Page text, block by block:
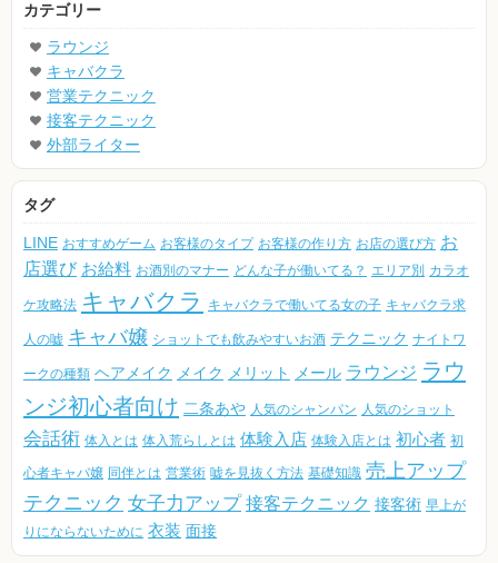
カテゴリー
ラウンジ
キャバクラ
営業テクニック
接客テクニック
外部ライター
タグ
LINE おすすめゲーム お客様のタイプ お客様の作り方 お店の選び方 お
店選び お給料 お酒別のマナー どんな子が働いてる？ エリア別 カラオ
ケ攻略法 キャバクラ キャバクラで働いてる女の子 キャバクラ求
人の嘘 キャバ嬢 ショットでも飲みやすいお酒 テクニック ナイトワ
ークの種類 ヘアメイク メイク メリット メール ラウンジ ラウ
ンジ初心者向け 二条あや 人気のシャンパン 人気のショット
会話術 体入とは 体入荒らしとは 体験入店 体験入店とは 初心者 初
心者キャバ嬢 同伴とは 営業術 嘘を見抜く方法 基礎知識 売上アップ
テクニック 女子力アップ 接客テクニック 接客術 早上が
りにならないために 衣装 面接